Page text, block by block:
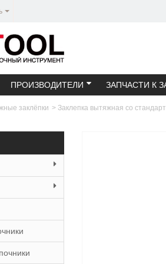
ПРОИЗВОДИТЕЛИ ЗАПЧАСТИ К
заклёпки > Заклепка вытяжная со